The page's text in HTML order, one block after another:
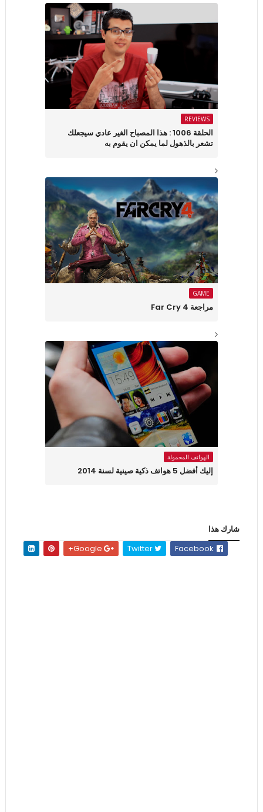
REVIEWS
الحلقة 1006 : هذا المصباح الغير عادي سيجعلك
تشعر بالذهول لما يمكن ان يقوم به
GAME
مراجعة Far Cry 4
الهواتف المحمولة
إليك أفضل 5 هواتف ذكية صينية لسنة 2014
شارك هذا
Twitter